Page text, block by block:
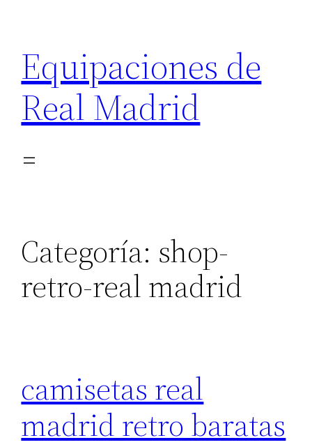
contenido
Equipaciones de
Real Madrid
Categoría: shop-
retro-real madrid
camisetas real
madrid retro baratas